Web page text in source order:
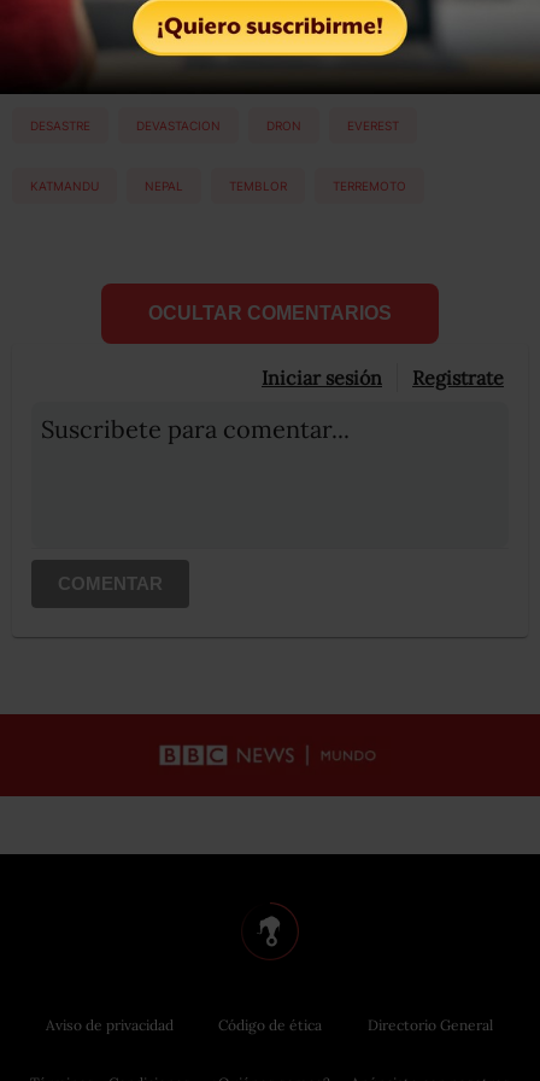
Etiquetas:
DESASTRE DEVASTACION DRON EVEREST
KATMANDU NEPAL TEMBLOR TERREMOTO
OCULTAR COMENTARIOS
Iniciar sesión Registrate
Suscribete para comentar...
COMENTAR
Aviso de privacidad Código de ética Directorio General